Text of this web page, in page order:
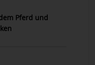
Pferd und